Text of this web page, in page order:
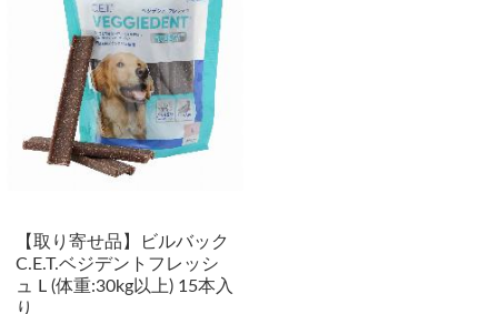
【取り寄せ品】ビルバック
C.E.T.ベジデントフレッシ
ュ L (体重:30kg以上) 15本入
り